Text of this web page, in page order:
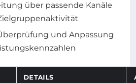
über passende Kanäle
und Anpassung
DETAILS